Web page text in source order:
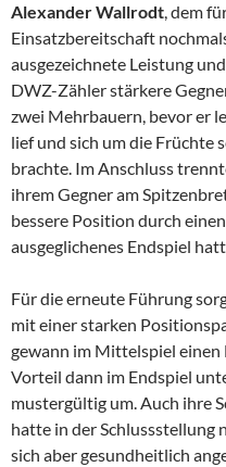
Alexander Wallrodt, dem
Einsatzbereitschaft
ausgezeichnete Leistung
DWZ-Zähler stärkere
zwei Mehrbauern, bevor er
lief und sich um die Früchte
brachte. Im Anschluss
ihrem Gegner am
bessere Position durch
ausgeglichenes Endspiel
Für die erneute Führung
mit einer starken
gewann im Mittelspiel einen
Vorteil dann im Endspiel
mustergültig um. Auch ihre
hatte in der Schlussstellung
sich aber gesundheitlich